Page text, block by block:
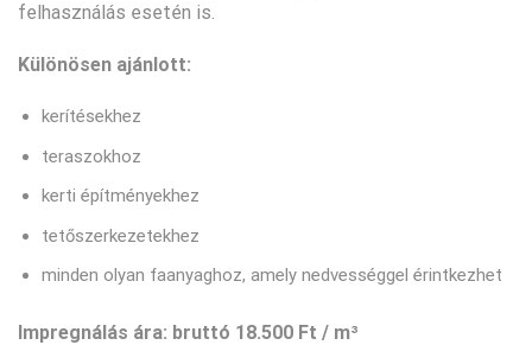
felhasználás esetén is.
Különösen ajánlott:
kerítésekhez
teraszokhoz
kerti építményekhez
tetőszerkezetekhez
minden olyan faanyaghoz, amely nedvességgel érintkezhet
Impregnálás ára: bruttó 18.500 Ft / m³